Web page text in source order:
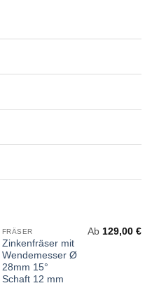
FRÄSER
Zinkenfräser mit
Wendemesser Ø
28mm 15°
Schaft 12 mm
Ab 129,00€